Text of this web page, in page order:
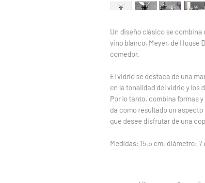
Un diseño clásico se
vino blanco, Meyer, de House
comedor.
El vidrio se destaca de una
en la tonalidad del vidrio y los
Por lo tanto, combina formas
da como resultado un
que desee disfrutar de una
Medidas: 15,5 cm, diámetro: 7